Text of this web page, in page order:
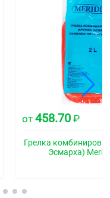
от458.70 ₽
Грелка
Эсмарха)